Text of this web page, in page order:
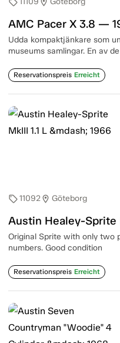
AMC Pacer X 3.8 —
Udda kompaktjänkare som
museums samlingar. En av
Reservationspreis Erreicht
sell11092location_on Göteborg
Austin Healey-Sprite
Original Sprite with only two
numbers. Good condition
Reservationspreis Erreicht